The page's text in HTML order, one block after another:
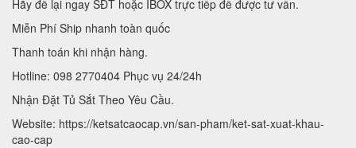
Hãy để lại ngay SĐT hoặc IBOX trực tiếp để được tư vấn.
Miễn Phí Ship nhanh toàn quốc
Thanh toán khi nhận hàng.
Hotline: 098 2770404 Phục vụ 24/24h
Nhận Đặt Tủ Sắt Theo Yêu Cầu.
Website: https://ketsatcaocap.vn/san-pham/ket-sat-xuat-khau-
cao-cap